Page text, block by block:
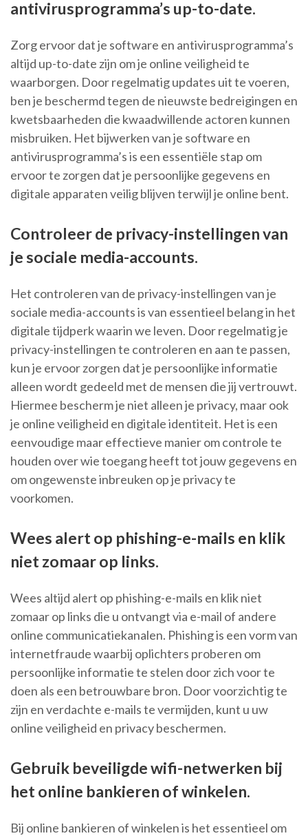
antivirusprogramma’s up-to-date.
Zorg ervoor dat je software en antivirusprogramma’s
altijd up-to-date zijn om je online veiligheid te
waarborgen. Door regelmatig updates uit te voeren,
ben je beschermd tegen de nieuwste bedreigingen en
kwetsbaarheden die kwaadwillende actoren kunnen
misbruiken. Het bijwerken van je software en
antivirusprogramma’s is een essentiële stap om
ervoor te zorgen dat je persoonlijke gegevens en
digitale apparaten veilig blijven terwijl je online bent.
Controleer de privacy-instellingen van
je sociale media-accounts.
Het controleren van de privacy-instellingen van je
sociale media-accounts is van essentieel belang in het
digitale tijdperk waarin we leven. Door regelmatig je
privacy-instellingen te controleren en aan te passen,
kun je ervoor zorgen dat je persoonlijke informatie
alleen wordt gedeeld met de mensen die jij vertrouwt.
Hiermee bescherm je niet alleen je privacy, maar ook
je online veiligheid en digitale identiteit. Het is een
eenvoudige maar effectieve manier om controle te
houden over wie toegang heeft tot jouw gegevens en
om ongewenste inbreuken op je privacy te
voorkomen.
Wees alert op phishing-e-mails en klik
niet zomaar op links.
Wees altijd alert op phishing-e-mails en klik niet
zomaar op links die u ontvangt via e-mail of andere
online communicatiekanalen. Phishing is een vorm van
internetfraude waarbij oplichters proberen om
persoonlijke informatie te stelen door zich voor te
doen als een betrouwbare bron. Door voorzichtig te
zijn en verdachte e-mails te vermijden, kunt u uw
online veiligheid en privacy beschermen.
Gebruik beveiligde wifi-netwerken bij
het online bankieren of winkelen.
Bij online bankieren of winkelen is het essentieel om